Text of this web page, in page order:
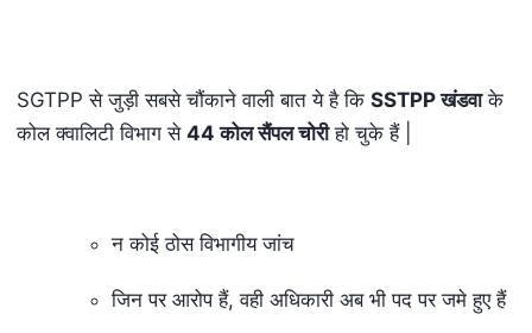
SGTPP से जुड़ी सबसे चौंकाने वाली बात ये है कि SSTPP खंडवाके
कोल क्वालिटी विभाग से 44 कोल सैंपल चोरीहो चुके हैं |
न कोई ठोस विभागीय जांच
जिन पर आरोप हैं, वही अधिकारी अब भी पद पर जमे हुए हैं